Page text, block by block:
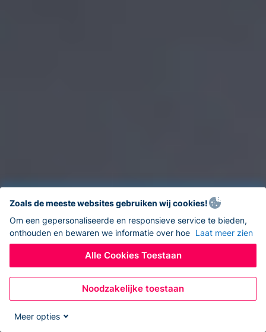
Zoals de meeste websites gebruiken wij cookies!
Om een gepersonaliseerde en responsieve service te bieden,
onthouden en bewaren we informatie over hoe Laat meer zien
Alle Cookies Toestaan
Noodzakelijke toestaan
Meer opties